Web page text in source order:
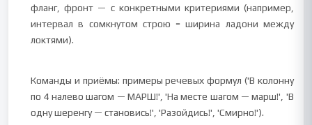
фланг, фронт — с конкретными критериями (например,
интервал в сомкнутом строю = ширина ладони между
локтями).
Команды и приёмы: примеры речевых формул ('В колонну
по 4 налево шагом — МАРШ!', 'На месте шагом — марш!', 'В
одну шеренгу — становись!', 'Разойдись!', 'Смирно!').